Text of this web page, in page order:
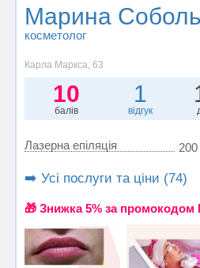
Марина Соболь
косметолог
Карла Маркса, 63
10
балів
1
відгук
Лазерна епіляція
➡️ Усі послуги та ціни (74)
🎁 Знижка 5% за промокодом